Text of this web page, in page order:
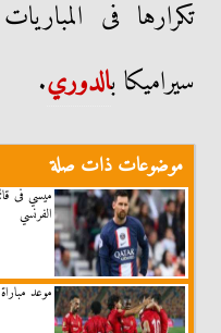
تكرارها فى
سيراميكا بالدوري.
موضوعات ذات صلة
ميسي فى
الفرنسي
موعد مباراة